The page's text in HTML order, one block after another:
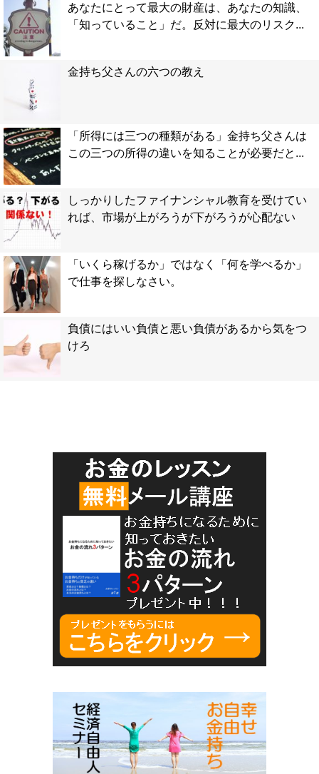
あなたにとって最大の財産は、あなたの知識、
「知っていること」だ。反対に最大のリスク...
金持ち父さんの六つの教え
「所得には三つの種類がある」金持ち父さんは
この三つの所得の違いを知ることが必要だと...
しっかりしたファイナンシャル教育を受けてい
れば、市場が上がろうが下がろうが心配ない
「いくら稼げるか」ではなく「何を学べるか」
で仕事を探しなさい。
負債にはいい負債と悪い負債があるから気をつ
けろ